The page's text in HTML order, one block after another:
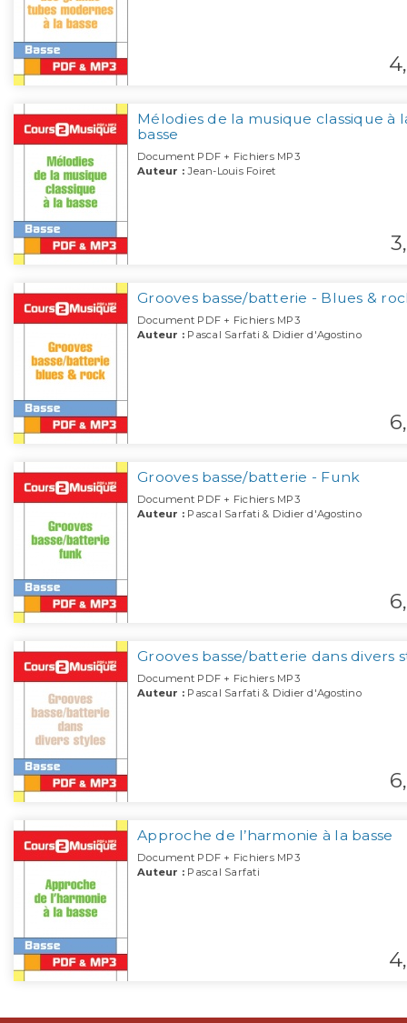
4,
Mélodies de la musique classique à
basse
Document PDF + Fichiers MP3
Auteur : Jean-Louis Foiret
3,
Grooves basse/batterie - Blues &
Document PDF + Fichiers MP3
Auteur : Pascal Sarfati & Didier d'Agostino
6,
Grooves basse/batterie - Funk
Document PDF + Fichiers MP3
Auteur : Pascal Sarfati & Didier d'Agostino
6,
Grooves basse/batterie dans divers
Document PDF + Fichiers MP3
Auteur : Pascal Sarfati & Didier d'Agostino
6,
Approche de l’harmonie à la basse
Document PDF + Fichiers MP3
Auteur : Pascal Sarfati
4,